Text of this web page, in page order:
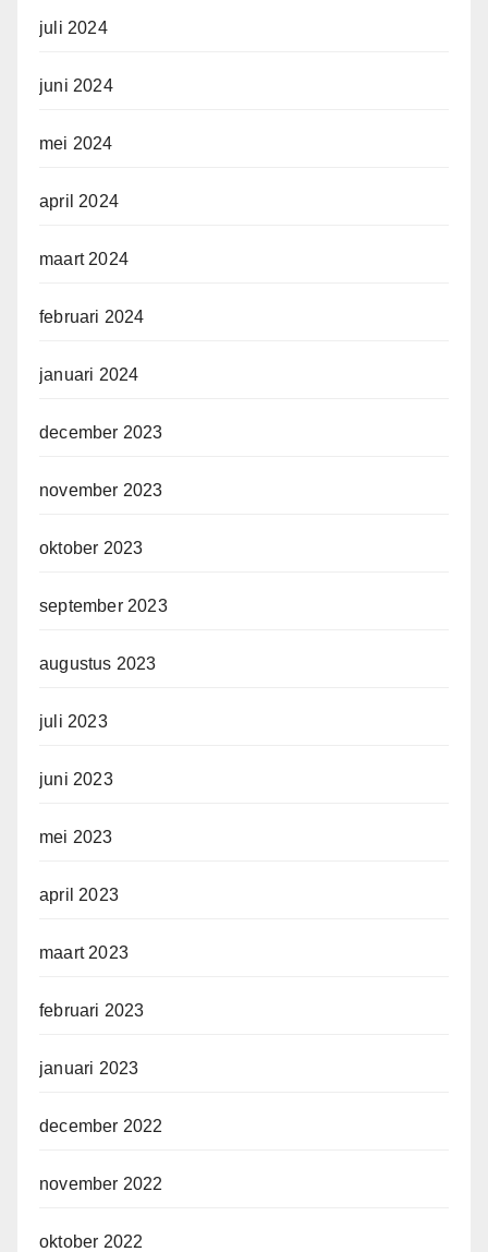
juli 2024
juni 2024
mei 2024
april 2024
maart 2024
februari 2024
januari 2024
december 2023
november 2023
oktober 2023
september 2023
augustus 2023
juli 2023
juni 2023
mei 2023
april 2023
maart 2023
februari 2023
januari 2023
december 2022
november 2022
oktober 2022